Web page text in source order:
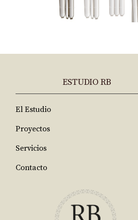
ESTUDIO RB
El Estudio
Proyectos
Servicios
Contacto